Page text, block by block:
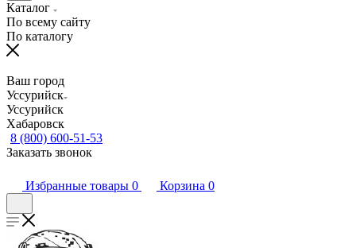
Каталог
По всему сайту
По каталогу
Ваш город
Уссурийск
Уссурийск
Хабаровск
8 (800) 600-51-53
Заказать звонок
Избранные товары 0 Корзина 0